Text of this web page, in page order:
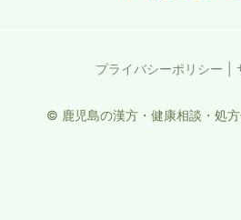
プライバシーポリシー
© 鹿児島の漢方・健康相談・処